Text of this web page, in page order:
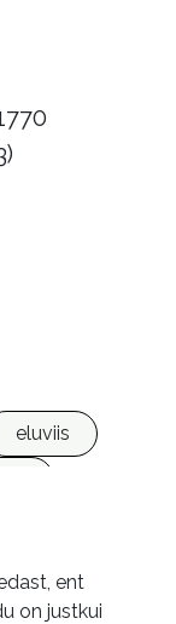
eluviis
ent
on justkui